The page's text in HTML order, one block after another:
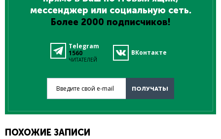
мессенджер или социальную сеть.
Более 2000 подписчиков!
Telegram
1560
ЧИТАТЕЛЕЙ
ВКонтакте
ПОЛУЧАТЬ!
ПОХОЖИЕ ЗАПИСИ